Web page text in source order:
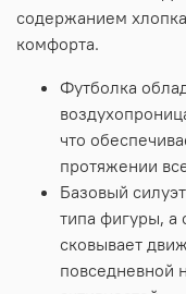
содержанием
комфорта.
Футболка
что
протяжении
Базовый
типа фигуры, а
сковывает
повседневной